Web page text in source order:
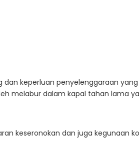
keperluan penyelenggaraan
melabur dalam kapal tahan lama
keseronokan dan juga kegunaan